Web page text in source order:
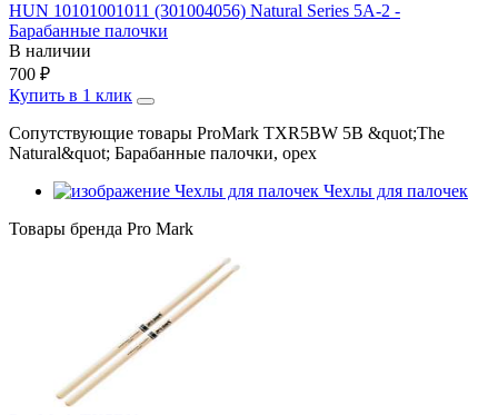
HUN 10101001011 (301004056) Natural Series 5A-2 -
Барабанные палочки
В наличии
700 ₽
Купить в 1 клик
Сопутствующие товары ProMark TXR5BW 5B &quot;The
Natural&quot; Барабанные палочки, орех
Чехлы для палочек
Товары бренда Pro Mark